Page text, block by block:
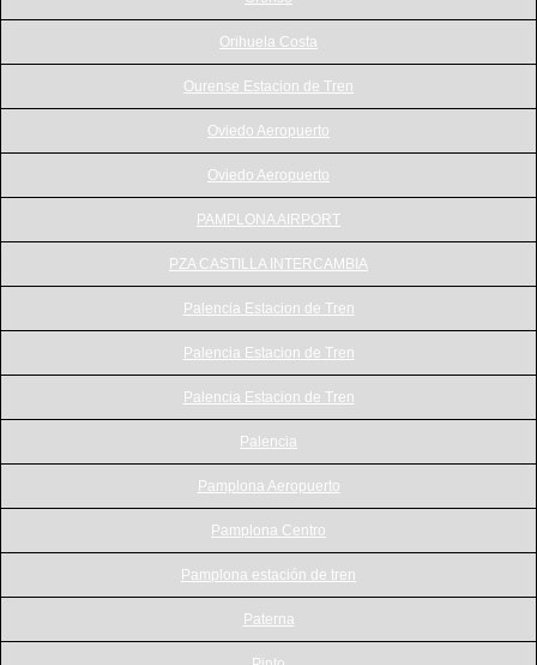
Orihuela Costa
Ourense Estacion de Tren
Oviedo Aeropuerto
Oviedo Aeropuerto
PAMPLONA AIRPORT
PZA CASTILLA INTERCAMBIA
Palencia Estacion de Tren
Palencia Estacion de Tren
Palencia Estacion de Tren
Palencia
Pamplona Aeropuerto
Pamplona Centro
Pamplona estación de tren
Paterna